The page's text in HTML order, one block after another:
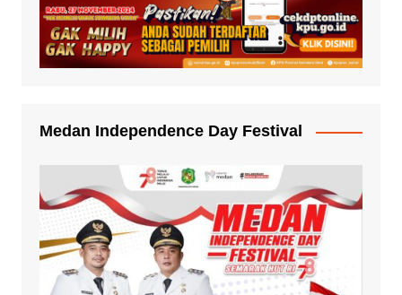
Medan Independence Day Festival